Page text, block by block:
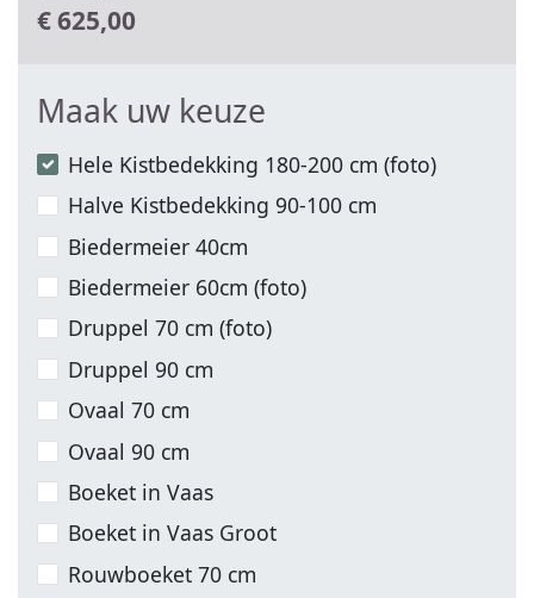
€625,00
Maak uw keuze
Hele Kistbedekking 180-200 cm (foto)
Halve Kistbedekking 90-100 cm
Biedermeier 40cm
Biedermeier 60cm (foto)
Druppel 70 cm (foto)
Druppel 90 cm
Ovaal 70 cm
Ovaal 90 cm
Boeket in Vaas
Boeket in Vaas Groot
Rouwboeket 70 cm